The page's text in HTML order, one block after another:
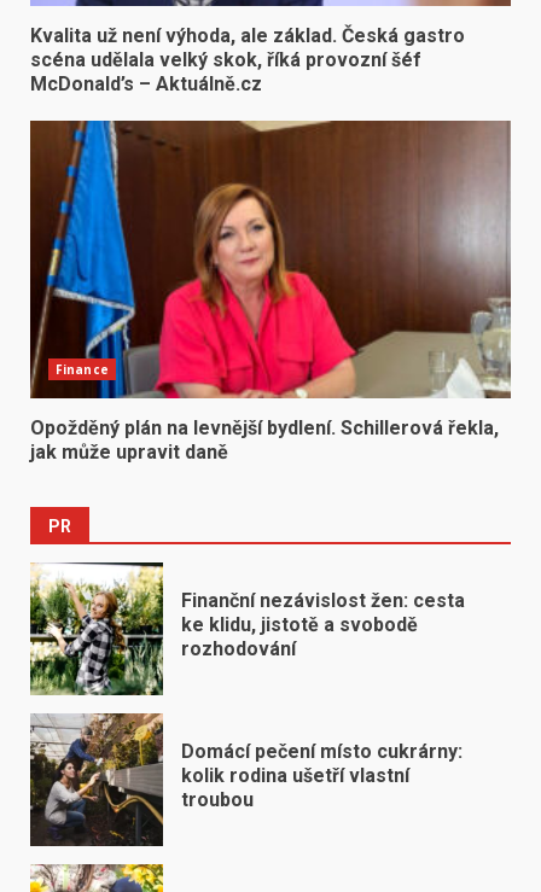
Kvalita už není výhoda, ale základ. Česká gastro
scéna udělala velký skok, říká provozní šéf
McDonald’s – Aktuálně.cz
Finance
Opožděný plán na levnější bydlení. Schillerová řekla,
jak může upravit daně
PR
Finanční nezávislost žen: cesta
ke klidu, jistotě a svobodě
rozhodování
Domácí pečení místo cukrárny:
kolik rodina ušetří vlastní
troubou